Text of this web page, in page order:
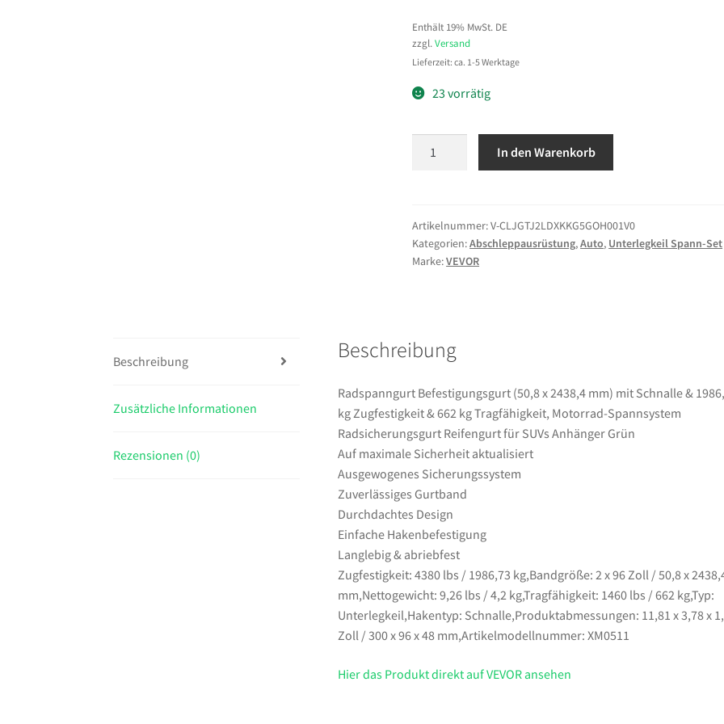
Enthält 19% MwSt. DE
zzgl.Versand
Lieferzeit: ca. 1-5 Werktage
23 vorrätig
x
2438,4
mm)
1986,73
Zugfestigkeit
&
kg
Tragfähigkeit,
Motorrad-
Spannsystem
Radsicherungsgurt
Reifengurt
für
SUVs
Anhänger
Grün
In den Warenkorb
Artikelnummer:V-CLJGTJ2LDXKKG5GOH001V0
Kategorien:Abschleppausrüstung,Auto, Unterlegkeil Spann-Set
Marke:VEVOR
Beschreibung
Zusätzliche Informationen
Rezensionen (0)
Beschreibung
Radspanngurt Befestigungsgurt (50,8 x 2438,4 mm) mit Schnalle &
kg Zugfestigkeit & 662 kg Tragfähigkeit, Motorrad-Spannsystem
Radsicherungsgurt Reifengurt für SUVs Anhänger Grün
Auf maximale Sicherheit aktualisiert
Ausgewogenes Sicherungssystem
Zuverlässiges Gurtband
Durchdachtes Design
Einfache Hakenbefestigung
Langlebig & abriebfest
Zugfestigkeit: 4380 lbs / 1986,73 kg,Bandgröße: 2 x 96 Zoll / 50,8 x
mm,Nettogewicht: 9,26 lbs / 4,2 kg,Tragfähigkeit: 1460 lbs / 662 kg,Typ:
Unterlegkeil,Hakentyp: Schnalle,Produktabmessungen: 11,81 x 3,78 x
Zoll / 300 x 96 x 48 mm,Artikelmodellnummer: XM0511
Hier das Produkt direkt auf VEVOR ansehen